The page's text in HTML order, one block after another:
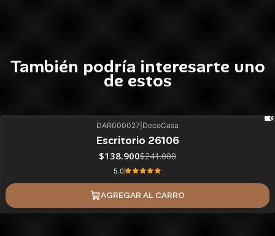
También podría interesarte uno
de estos
DAR000027 DecoCasa
Escritorio 26106
$138.900$241.000
5.0
AGREGAR AL CARRO